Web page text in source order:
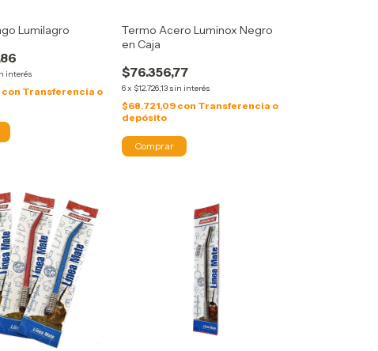
Lumilagro
interés
con Transferencia o
Termo Acero Luminox Negro
en Caja
$76.356,77
6x $12.726,13 sin interés
$68.721,09 con Transferencia o
depósito